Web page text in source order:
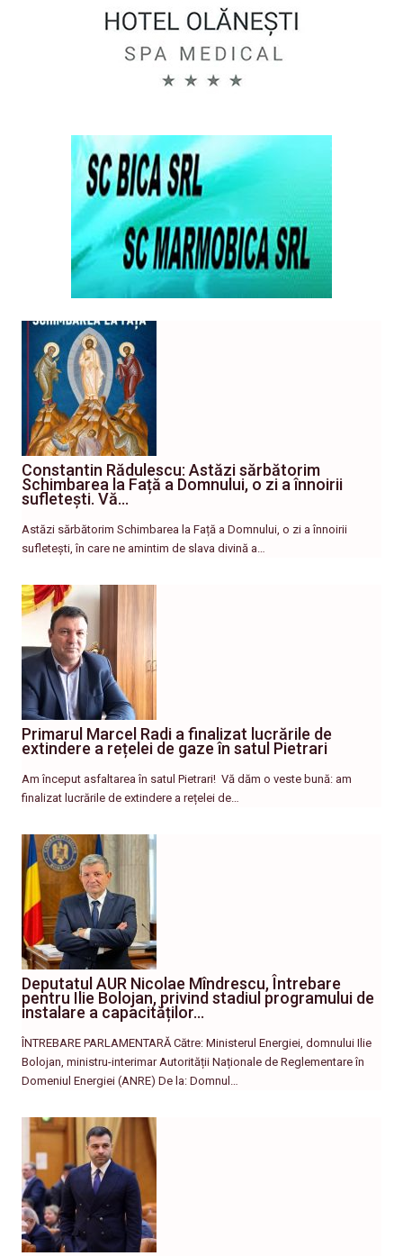
Constantin Rădulescu: Astăzi sărbătorim
Schimbarea la Față a Domnului, o zi a înnoirii
sufletești. Vă…
Astăzi sărbătorim Schimbarea la Față a Domnului, o zi a înnoirii
sufletești, în care ne amintim de slava divină a…
Primarul Marcel Radi a finalizat lucrările de
extindere a rețelei de gaze în satul Pietrari
Am început asfaltarea în satul Pietrari! ​ Vă dăm o veste bună: am
finalizat lucrările de extindere a rețelei de…
Deputatul AUR Nicolae Mîndrescu, Întrebare
pentru Ilie Bolojan, privind stadiul programului de
instalare a capacităților…
ÎNTREBARE PARLAMENTARĂ Către: Ministerul Energiei, domnului Ilie
Bolojan, ministru-interimar Autorității Naționale de Reglementare în
Domeniul Energiei (ANRE) De la: Domnul…